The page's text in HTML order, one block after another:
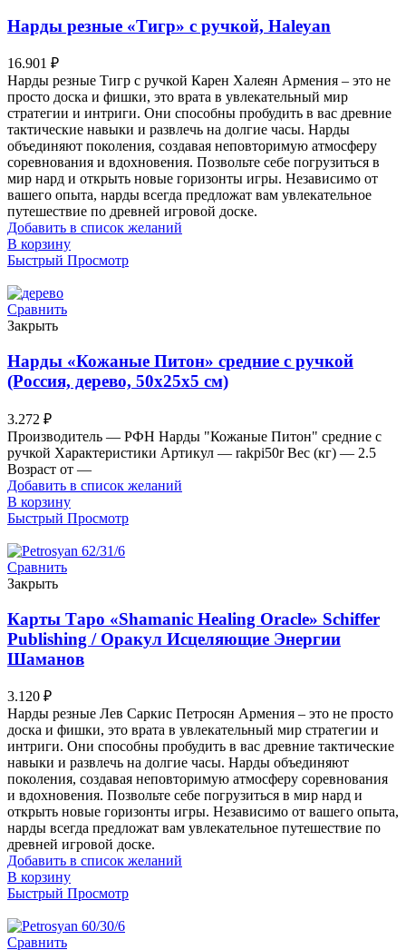
Нарды резные «Тигр» с ручкой, Haleyan
16.901 ₽
Нарды резные Тигр с ручкой Карен Халеян Армения – это не
просто доска и фишки, это врата в увлекательный мир
стратегии и интриги. Они способны пробудить в вас древние
тактические навыки и развлечь на долгие часы. Нарды
объединяют поколения, создавая неповторимую атмосферу
соревнования и вдохновения. Позвольте себе погрузиться в
мир нард и открыть новые горизонты игры. Независимо от
вашего опыта, нарды всегда предложат вам увлекательное
путешествие по древней игровой доске.
Добавить в список желаний
В корзину
Быстрый Просмотр
Сравнить
Закрыть
Нарды «Кожаные Питон» средние с ручкой
(Россия, дерево, 50х25х5 см)
3.272 ₽
Производитель — РФН Нарды "Кожаные Питон" средние с
ручкой Характеристики Артикул — rakpi50r Вес (кг) — 2.5
Возраст от —
Добавить в список желаний
В корзину
Быстрый Просмотр
Сравнить
Закрыть
Карты Таро «Shamanic Healing Oracle» Schiffer
Publishing / Оракул Исцеляющие Энергии
Шаманов
3.120 ₽
Нарды резные Лев Саркис Петросян Армения – это не просто
доска и фишки, это врата в увлекательный мир стратегии и
интриги. Они способны пробудить в вас древние тактические
навыки и развлечь на долгие часы. Нарды объединяют
поколения, создавая неповторимую атмосферу соревнования
и вдохновения. Позвольте себе погрузиться в мир нард и
открыть новые горизонты игры. Независимо от вашего опыта,
нарды всегда предложат вам увлекательное путешествие по
древней игровой доске.
Добавить в список желаний
В корзину
Быстрый Просмотр
Сравнить